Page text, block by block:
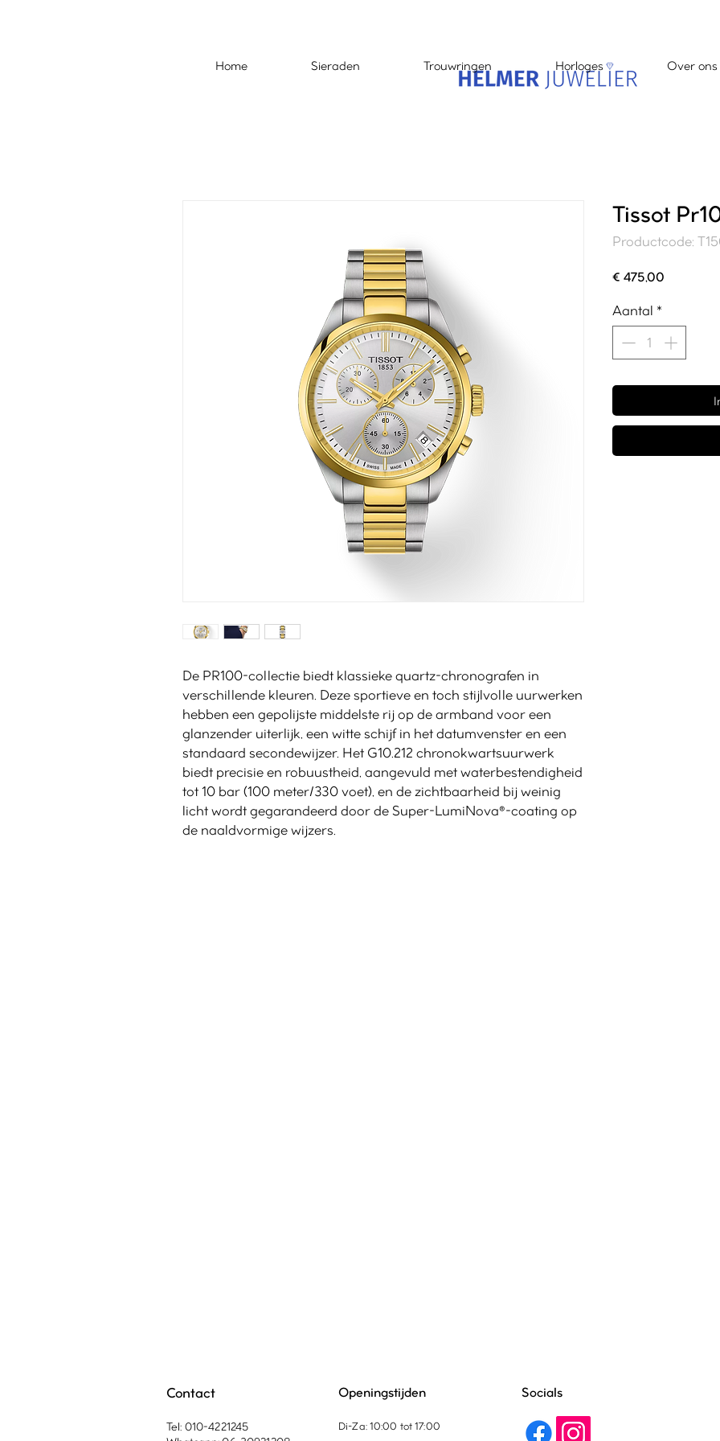
Home Sieraden Trouwringen Horloges Over ons
De PR100-collectie biedt klassieke quartz-chronografen in
verschillende kleuren. Deze sportieve en toch stijlvolle uurwerken
hebben een gepolijste middelste rij op de armband voor een
glanzender uiterlijk, een witte schijf in het datumvenster en een
standaard secondewijzer. Het G10.212 chronokwartsuurwerk
biedt precisie en robuustheid, aangevuld met waterbestendigheid
tot 10 bar (100 meter/330 voet), en de zichtbaarheid bij weinig
licht wordt gegarandeerd door de Super-LumiNova®-coating op
de naaldvormige wijzers.
Tissot
Productcode:
€ 475,00
Aantal *
Contact
Tel: 010-4221245
Openingstijden
Di-Za: 10:00 tot 17:00
Socials